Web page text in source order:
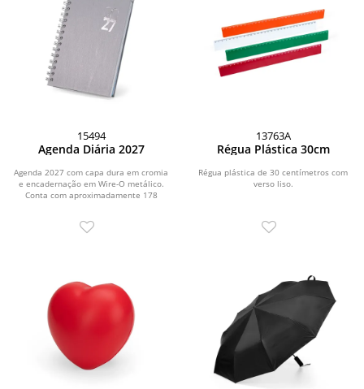
15494
Agenda Diária 2027
Agenda 2027 com capa dura em cromia
e encadernação em Wire-O metálico.
Conta com aproximadamente 178
13763A
Régua Plástica 30cm
Régua plástica de 30 centímetros com
verso liso.